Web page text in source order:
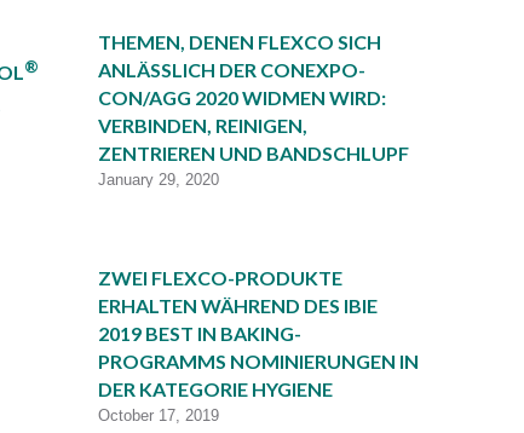
®
THEMEN, DENEN FLEXCO SICH
ANLÄSSLICH DER CONEXPO-
CON/AGG 2020 WIDMEN WIRD:
VERBINDEN, REINIGEN,
ZENTRIEREN UND BANDSCHLUPF
January 29, 2020
ZWEI FLEXCO-PRODUKTE
ERHALTEN WÄHREND DES IBIE
2019 BEST IN BAKING-
PROGRAMMS NOMINIERUNGEN IN
DER KATEGORIE HYGIENE
October 17, 2019